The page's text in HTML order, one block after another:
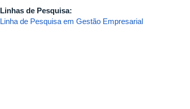
Linhas de Pesquisa:
Linha de Pesquisa em Gestão Empresarial